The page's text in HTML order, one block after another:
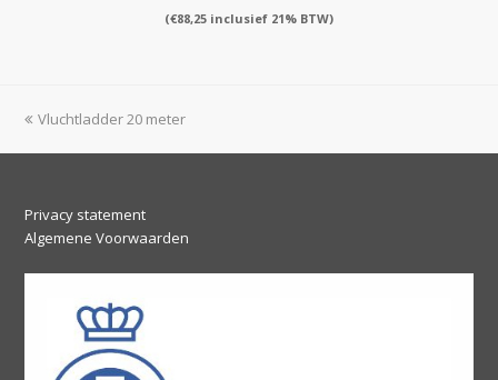
(€88,25 inclusief 21% BTW)
previous
Vluchtladder 20 meter
Privacy statement
Algemene Voorwaarden